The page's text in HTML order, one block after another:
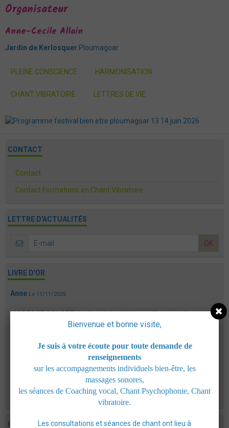
Organisateur
Anne-Cecile Allain
Jardin de Kerlosquer Ploumagoar
PLEINE CONSCIENCE HARMONISATION
CHANT VIBRATOIRE LETTRES DE VIE
CONTACT
Contact
Contact Formations en Chant Vibratoire
LETTRE D'ACTUALITÉS
OK
LIVRE D'OR
Anne Le 11/11/2025
MASSAGE SONORE Healing Voice: Véritable "bain de vibrations"
qui procure un état de calme profond, de ...
Le 06/10/2025
MASSAGE SONORE Healing Voice: J ai beaucoup apprécié cette
TOUS LES MESSAGES
CONSULTATIONS
Bienvenue et bonne visite,
Je suis à votre écoute pour toute demande de
renseignements
sur les accompagnements individuels bien-être, les
massages sonores,
les séances de Coaching vocal, Chant Psychophonie, Chant
vibratoire.
Les consultations et séances de chant ont lieu à